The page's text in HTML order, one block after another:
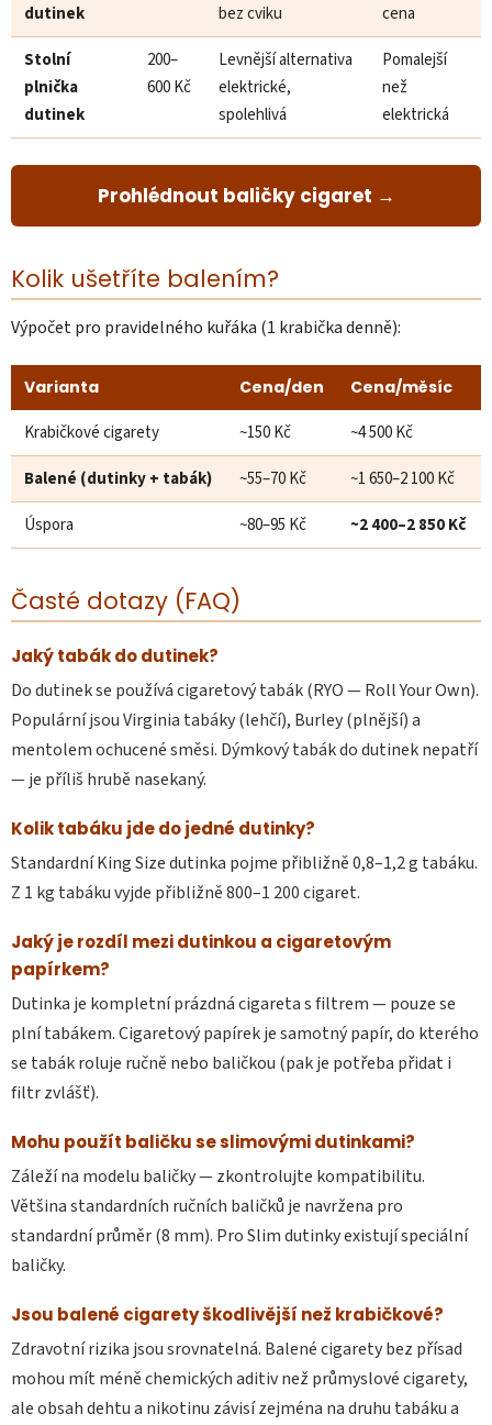
dutinek bez cviku
cena
Stolní
plnička
dutinek
200–
600 Kč
Levnější alternativa
elektrické,
spolehlivá
Pomalejší
než
elektrická
Prohlédnout baličky cigaret →
Kolik ušetříte balením?
Výpočet pro pravidelného kuřáka (1 krabička denně):
Varianta Cena/den Cena/měsíc
Krabičkové cigarety ~150 Kč
~4 500 Kč
Balené (dutinky + tabák)
~55–70 Kč
~1 650–2 100 Kč
Úspora
~80–95 Kč ~2 400–2 850 Kč
Časté dotazy (FAQ)
Jaký tabák do dutinek?
Do dutinek se používá cigaretový tabák (RYO — Roll Your Own).
Populární jsou Virginia tabáky (lehčí), Burley (plnější) a
mentolem ochucené směsi. Dýmkový tabák do dutinek nepatří
— je příliš hrubě nasekaný.
Kolik tabáku jde do jedné dutinky?
Standardní King Size dutinka pojme přibližně 0,8–1,2 g tabáku.
Z 1 kg tabáku vyjde přibližně 800–1 200 cigaret.
Jaký je rozdíl mezi dutinkou a cigaretovým
papírkem?
Dutinka je kompletní prázdná cigareta s filtrem — pouze se
plní tabákem. Cigaretový papírek je samotný papír, do kterého
se tabák roluje ručně nebo baličkou (pak je potřeba přidat i
filtr zvlášť).
Mohu použít baličku se slimovými dutinkami?
Záleží na modelu baličky — zkontrolujte kompatibilitu.
Většina standardních ručních baličků je navržena pro
standardní průměr (8 mm). Pro Slim dutinky existují speciální
baličky.
Jsou balené cigarety škodlivější než krabičkové?
Zdravotní rizika jsou srovnatelná. Balené cigarety bez přísad
mohou mít méně chemických aditiv než průmyslové cigarety,
ale obsah dehtu a nikotinu závisí zejména na druhu tabáku a